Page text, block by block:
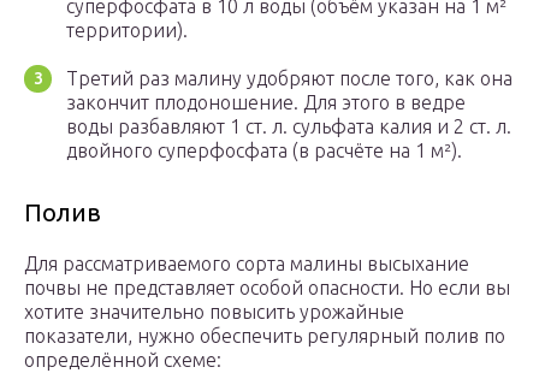
суперфосфата в 10 л воды (объём указан на 1 м²
территории).
Третий раз малину удобряют после того, как она
закончит плодоношение. Для этого в ведре
воды разбавляют 1 ст. л. сульфата калия и 2 ст. л.
двойного суперфосфата (в расчёте на 1 м²).
Полив
Для рассматриваемого сорта малины высыхание
почвы не представляет особой опасности. Но если вы
хотите значительно повысить урожайные
показатели, нужно обеспечить регулярный полив по
определённой схеме: